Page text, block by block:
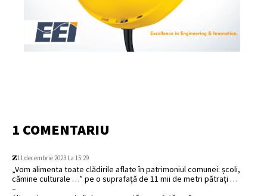
1 COMENTARIU
z11 decembrie 2023 La 15:29
„Vom alimenta toate clădirile aflate în patrimoniul comunei: școli,
cămine culturale …” pe o suprafață de 11 mii de metri pătrați …
–